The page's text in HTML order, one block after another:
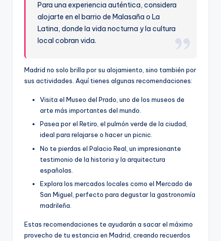
Para una experiencia auténtica, considera
alojarte en el barrio de Malasaña o La
Latina, donde la vida nocturna y la cultura
local cobran vida.
Madrid no solo brilla por su alojamiento, sino también por
sus actividades. Aquí tienes algunas recomendaciones:
Visita el Museo del Prado, uno de los museos de
arte más importantes del mundo.
Pasea por el Retiro, el pulmón verde de la ciudad,
ideal para relajarse o hacer un picnic.
No te pierdas el Palacio Real, un impresionante
testimonio de la historia y la arquitectura
españolas.
Explora los mercados locales como el Mercado de
San Miguel, perfecto para degustar la gastronomía
madrileña.
Estas recomendaciones te ayudarán a sacar el máximo
provecho de tu estancia en Madrid, creando recuerdos